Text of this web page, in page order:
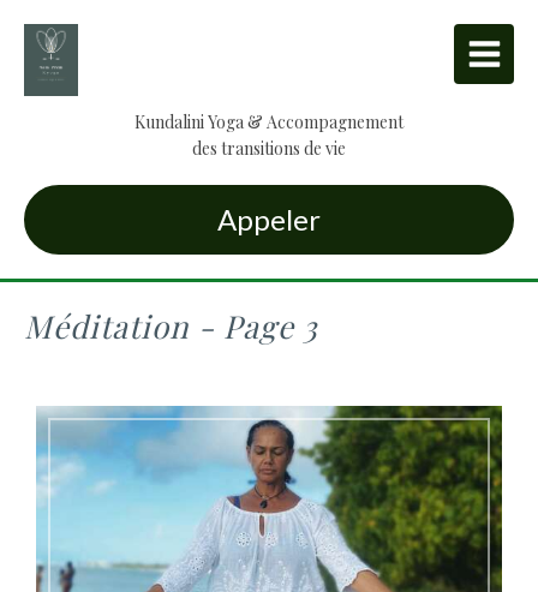
Kundalini Yoga & Accompagnement
des transitions de vie
Appeler
Méditation - Page 3